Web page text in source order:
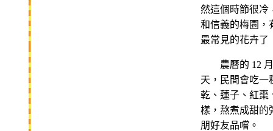
然這個時節很冷
和信義的梅園，
最常見的花卉了
農曆的 12 月
天，民間會吃一
乾、蓮子、紅棗
樣，熬煮成甜的
朋好友品嚐。